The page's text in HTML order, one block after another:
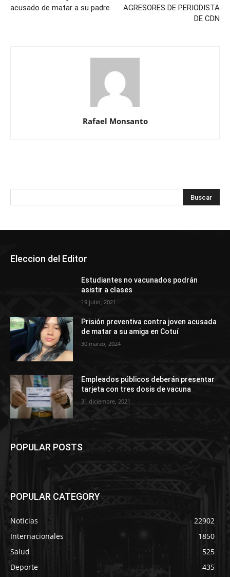
acusado de matar a su padre
AGRESORES DE PERIODISTA
DE CDN
Rafael Monsanto
Eleccion del Editor
Estudiantes no vacunados podrán
asistir a clases
19 julio, 2021
Prisión preventiva contra joven acusada
de matar a su amiga en Cotuí
30 marzo, 2024
Empleados públicos deberán presentar
tarjeta con tres dosis de vacuna
31 diciembre, 2021
POPULAR POSTS
POPULAR CATEGORY
Noticias
22902
Internacionales
1850
Salud
525
Deporte
435